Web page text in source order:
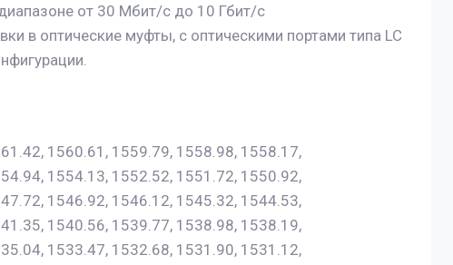
от 30 Мбит/с до 10 Гбит/с
в оптические муфты, с оптическими портами типа LC
1560.61, 1559.79, 1558.98, 1558.17,
1554.13, 1552.52, 1551.72, 1550.92,
1546.92, 1546.12, 1545.32, 1544.53,
1540.56, 1539.77, 1538.98, 1538.19,
1533.47, 1532.68, 1531.90, 1531.12,